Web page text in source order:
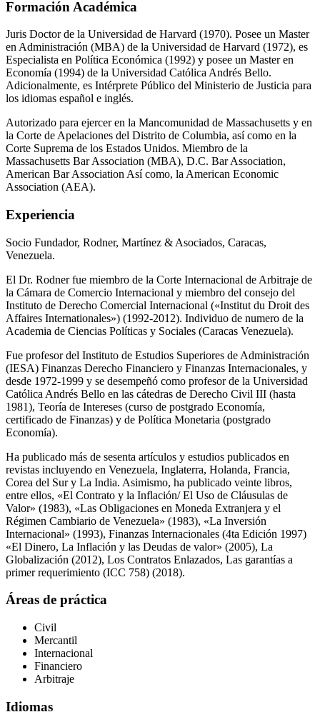
Formación Académica
Juris Doctor de la Universidad de Harvard (1970). Posee un Master
en Administración (MBA) de la Universidad de Harvard (1972), es
Especialista en Política Económica (1992) y posee un Master en
Economía (1994) de la Universidad Católica Andrés Bello.
Adicionalmente, es Intérprete Público del Ministerio de Justicia para
los idiomas español e inglés.
Autorizado para ejercer en la Mancomunidad de Massachusetts y en
la Corte de Apelaciones del Distrito de Columbia, así como en la
Corte Suprema de los Estados Unidos. Miembro de la
Massachusetts Bar Association (MBA), D.C. Bar Association,
American Bar Association Así como, la American Economic
Association (AEA).
Experiencia
Socio Fundador, Rodner, Martínez & Asociados, Caracas,
Venezuela.
El Dr. Rodner fue miembro de la Corte Internacional de Arbitraje de
la Cámara de Comercio Internacional y miembro del consejo del
Instituto de Derecho Comercial Internacional («Institut du Droit des
Affaires Internationales») (1992-2012). Individuo de numero de la
Academia de Ciencias Políticas y Sociales (Caracas Venezuela).
Fue profesor del Instituto de Estudios Superiores de Administración
(IESA) Finanzas Derecho Financiero y Finanzas Internacionales, y
desde 1972-1999 y se desempeñó como profesor de la Universidad
Católica Andrés Bello en las cátedras de Derecho Civil III (hasta
1981), Teoría de Intereses (curso de postgrado Economía,
certificado de Finanzas) y de Política Monetaria (postgrado
Economía).
Ha publicado más de sesenta artículos y estudios publicados en
revistas incluyendo en Venezuela, Inglaterra, Holanda, Francia,
Corea del Sur y La India. Asimismo, ha publicado veinte libros,
entre ellos, «El Contrato y la Inflación/ El Uso de Cláusulas de
Valor» (1983), «Las Obligaciones en Moneda Extranjera y el
Régimen Cambiario de Venezuela» (1983), «La Inversión
Internacional» (1993), Finanzas Internacionales (4ta Edición 1997)
«El Dinero, La Inflación y las Deudas de valor» (2005), La
Globalización (2012), Los Contratos Enlazados, Las garantías a
primer requerimiento (ICC 758) (2018).
Áreas de práctica
Civil
Mercantil
Internacional
Financiero
Arbitraje
Idiomas